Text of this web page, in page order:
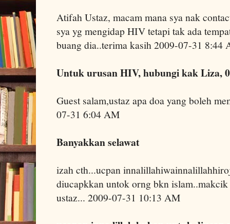
Atifah Ustaz, macam mana sya nak
sya yg mengidap HIV tetapi tak ada
buang dia..terima kasih 2009-07-31 8:44
Untuk urusan HIV, hubungi kak Liza,
Guest salam,ustaz apa doa yang boleh
07-31 6:04 AM
Banyakkan selawat
izah cth...ucpan
diucapkkan untok orng bkn
ustaz... 2009-07-31 10:13 AM